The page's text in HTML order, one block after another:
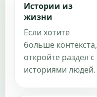
Истории из
жизни
Если хотите
больше контекста,
откройте раздел с
историями людей.